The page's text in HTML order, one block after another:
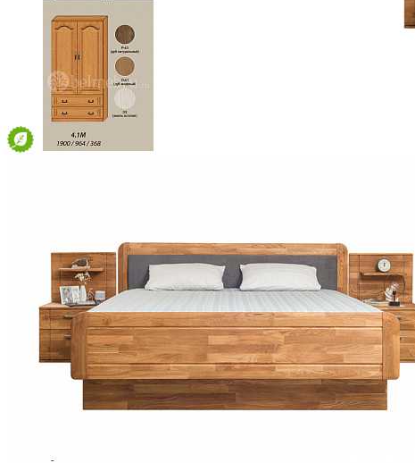
Деревянные кровати с подъемным механизмом
Кровати односпальные с подъемным механизмом
Кровати двуспальные с подъемным механизмом
Кровати полутороспальные с подъемным механизмом
Зеркала
Комоды
Кровати двуспальные
Кровати металлические
Кровати односпальные
Кровати полутороспальные
Решетки и настилы под матрас